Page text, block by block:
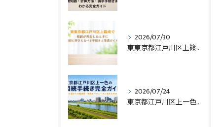
2026/07/30
東東京都江戸川区上篠崎で相続が発生したときに最初に押さえるべき手続きと準備ガイド
2026/07/24
東京都江戸川区上一色の相続手続き完全ガイド｜死亡届から名義変更・税務までスムーズに進める方法